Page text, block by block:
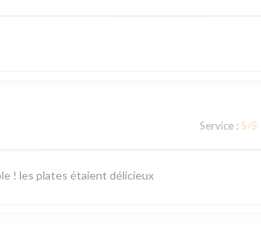
Service : 5/5
! les plates étaient délicieux